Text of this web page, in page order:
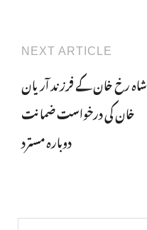
NEXT ARTICLE
شاہ رخ خان کے فرزند آریان
خان کی درخواست ضمانت
دوبارہ مسترد